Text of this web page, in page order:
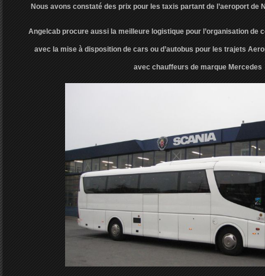
Nous avons constaté des prix pour les taxis partant de l’aeroport de
Angelcab procure aussi la meilleure logistique pour l’organisation de
avec la mise à disposition de cars ou d’autobus pour les trajets
avec chauffeurs de marque Mercedes